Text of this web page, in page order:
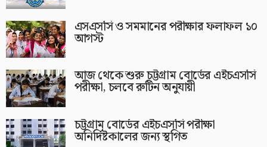
এসএসসি ও সমমানের পরীক্ষার ফলাফল ১০
আগস্ট
আজ থেকে শুরু চট্টগ্রাম বোর্ডের এইচএসসি
পরীক্ষা, চলবে রুটিন অনুযায়ী
চট্টগ্রাম বোর্ডের এইচএসসি পরীক্ষা
অনির্দিষ্টকালের জন্য স্থগিত